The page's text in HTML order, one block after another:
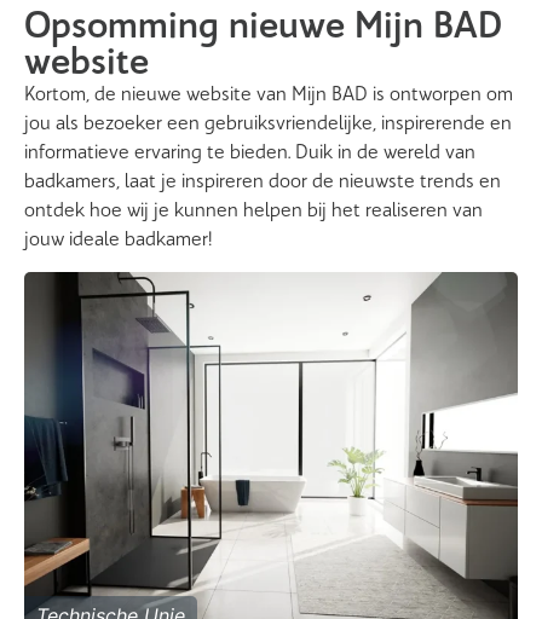
Opsomming nieuwe Mijn BAD
website
Kortom, de nieuwe website van Mijn BAD is ontworpen om
jou als bezoeker een gebruiksvriendelijke, inspirerende en
informatieve ervaring te bieden. Duik in de wereld van
badkamers, laat je inspireren door de nieuwste trends en
ontdek hoe wij je kunnen helpen bij het realiseren van
jouw ideale badkamer!